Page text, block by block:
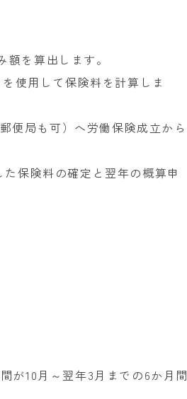
を算出します。
使用して保険料を計算しま
便局も可）へ労働保険成立から
保険料の確定と翌年の概算申
が10月～翌年3月までの6か月間